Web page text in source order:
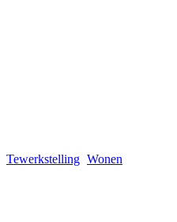
Tewerkstelling Wonen